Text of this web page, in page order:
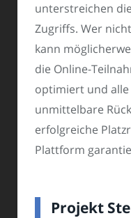
unterstreichen
Zugriffs. Wer
kann
die Online-
optimiert und
unmittelbare
erfolgreiche
Plattform
Projekt